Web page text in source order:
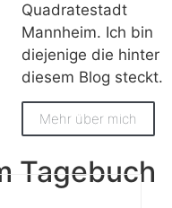
Quadratestadt
Mannheim. Ich bin
diejenige die hinter
diesem Blog steckt.
Mehr über mich
Tagebuch